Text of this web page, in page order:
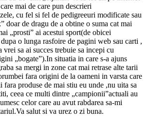
mai de care pun descrieri
cu fel si fel de pedigreeuri modificate sau
doar de dragu de a obtine o suma cat mai
„prosti” ai acestui sport(de obicei
o lunga rasfoire de pagini web sau carti ,
vrei sa ai succes trebuie sa incepi cu
„bogate”).In situatia in care s-a ajuns
sa mergi in zone cat mai retrase alte tarii
fara origini de la oameni in varsta care
fara produse de mai stiu eu unde ,nu uita sa
ceea ce multi dintre „campionii”actuali au
celor care au avut rabdarea sa-mi
salut si va urez o zi buna.